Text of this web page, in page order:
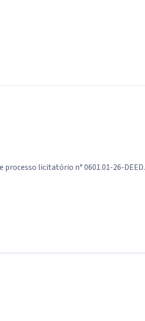
processo licitatório n° 0601.01-26-DEED.